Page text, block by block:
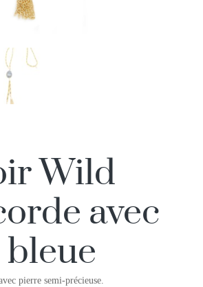
Wild
avec
bleue
pierre semi-précieuse.